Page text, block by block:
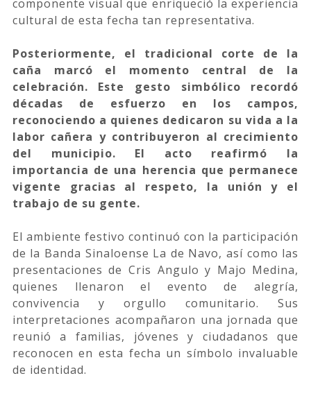
componente visual que enriqueció la experiencia
cultural de esta fecha tan representativa.
Posteriormente, el tradicional corte de la
caña marcó el momento central de la
celebración. Este gesto simbólico recordó
décadas de esfuerzo en los campos,
reconociendo a quienes dedicaron su vida a la
labor cañera y contribuyeron al crecimiento
del municipio. El acto reafirmó la
importancia de una herencia que permanece
vigente gracias al respeto, la unión y el
trabajo de su gente.
El ambiente festivo continuó con la participación
de la Banda Sinaloense La de Navo, así como las
presentaciones de Cris Angulo y Majo Medina,
quienes llenaron el evento de alegría,
convivencia y orgullo comunitario. Sus
interpretaciones acompañaron una jornada que
reunió a familias, jóvenes y ciudadanos que
reconocen en esta fecha un símbolo invaluable
de identidad.